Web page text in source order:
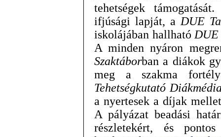
tehetségek
ifjúsági lapját, a DUE
iskolájában hallható
A minden nyáron
Szaktáborban a diákok
meg a szakma
Tehetségkutató
a nyertesek a díjak
A pályázat beadási
részletekért, és